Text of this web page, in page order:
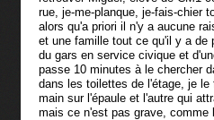
rue, je-me-planque, je-fais-chier
alors qu'a priori il n'y a aucune
et une famille tout ce qu'il y a de
du gars en service civique et
passe 10 minutes à le chercher
dans les toilettes de l'étage, je
main sur l'épaule et l'autre qui
mais ce n'est pas grave, comme